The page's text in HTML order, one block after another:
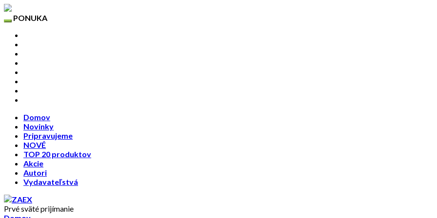
PONUKA
Domov
Novinky
Pripravujeme
NOVÉ
TOP 20 produktov
Akcie
Autori
Vydavateľstvá
Prvé sväté prijímanie